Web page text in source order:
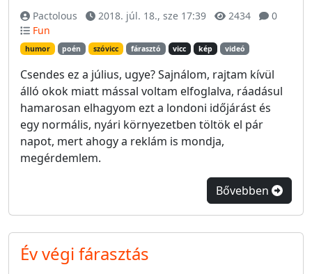
Pactolous 2018. júl. 18., sze 17:39 2434
0
Fun
humor poén szóvicc fárasztó vicc kép videó
Csendes ez a július, ugye? Sajnálom, rajtam kívül
álló okok miatt mással voltam elfoglalva, ráadásul
hamarosan elhagyom ezt a londoni időjárást és
egy normális, nyári környezetben töltök el pár
napot, mert ahogy a reklám is mondja,
megérdemlem.
Bővebben
Év végi fárasztás